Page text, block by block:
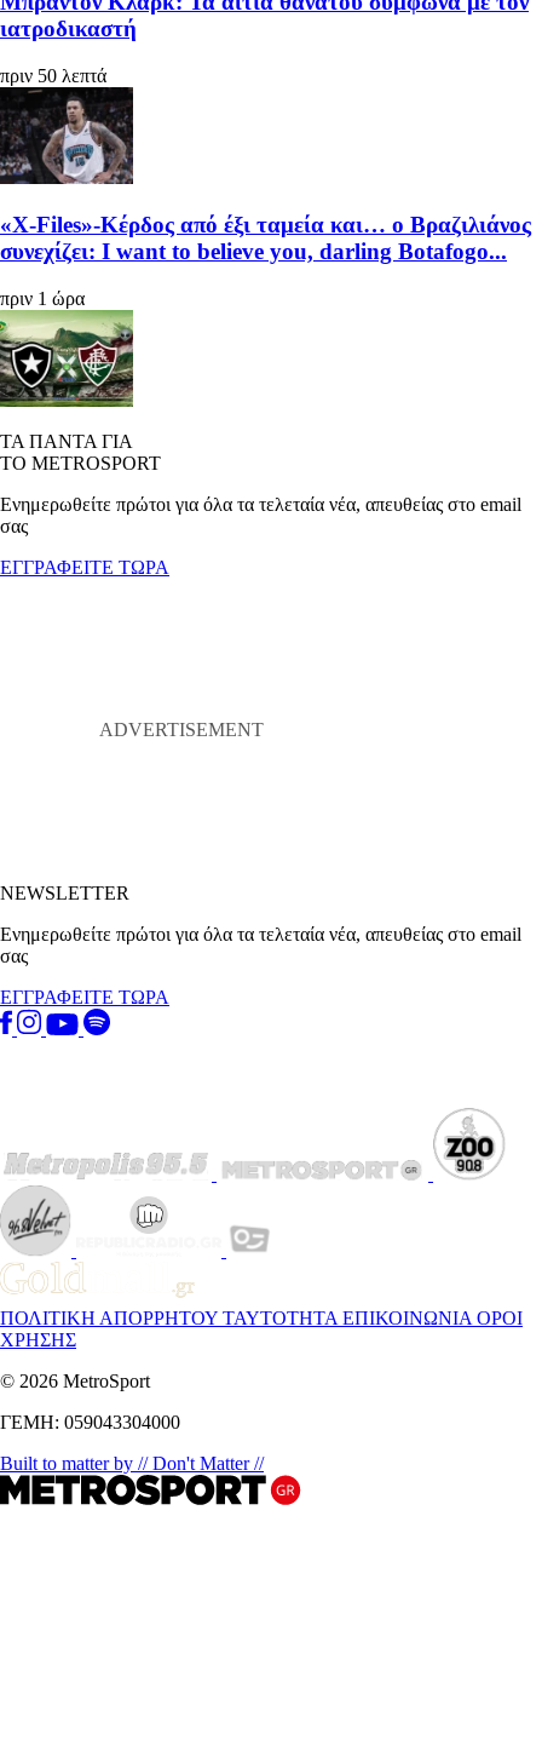
ιατροδικαστή
πριν 50 λεπτά
«X-Files»-Κέρδος από έξι ταμεία και… ο Βραζιλιάνος
συνεχίζει: I want to believe you, darling Botafogo...
πριν 1 ώρα
ΤΑ ΠΑΝΤΑ ΓΙΑ
ΤΟ METROSPORT
Ενημερωθείτε πρώτοι για όλα τα τελεταία νέα, απευθείας στο email
σας
ΕΓΓΡΑΦΕΙΤΕ ΤΩΡΑ
NEWSLETTER
Ενημερωθείτε πρώτοι για όλα τα τελεταία νέα, απευθείας στο email
σας
ΕΓΓΡΑΦΕΙΤΕ ΤΩΡΑ
ΠΟΛΙΤΙΚΗ ΑΠΟΡΡΗΤΟΥ ΤΑΥΤΟΤΗΤΑ ΕΠΙΚΟΙΝΩΝΙΑ ΟΡΟΙ
ΧΡΗΣΗΣ
© 2026 MetroSport
ΓΕΜΗ: 059043304000
Built to matter by // Don't Matter //